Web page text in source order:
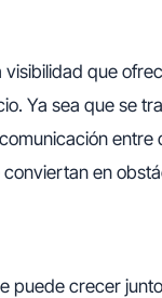
que
Ya sea que se
en
puede crecer